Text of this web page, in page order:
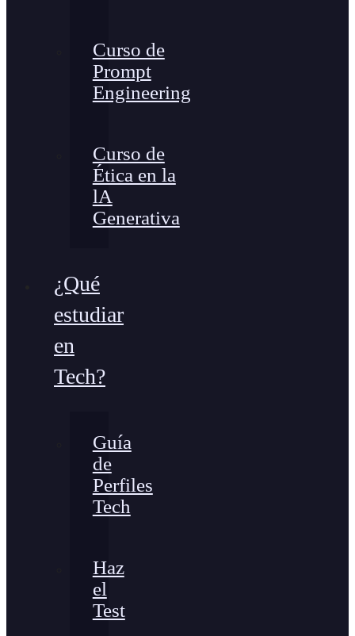
Curso de
Prompt
Engineering
Curso de
Ética en la
lA
Generativa
¿Qué
estudiar
en
Tech?
Guía
de
Perfiles
Tech
Haz
el
Test